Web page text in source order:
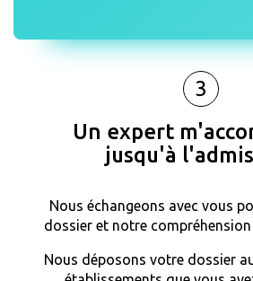
3
Un expert
jusqu'à
Nous échangeons avec vous
dossier et notre
Nous déposons votre dossier